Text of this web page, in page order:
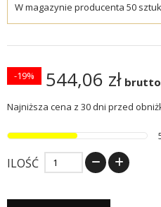
W magazynie producenta 50 sztuk
544,06 zł brutto
-19%
Najniższa cena z 30 dni przed
ILOŚĆ